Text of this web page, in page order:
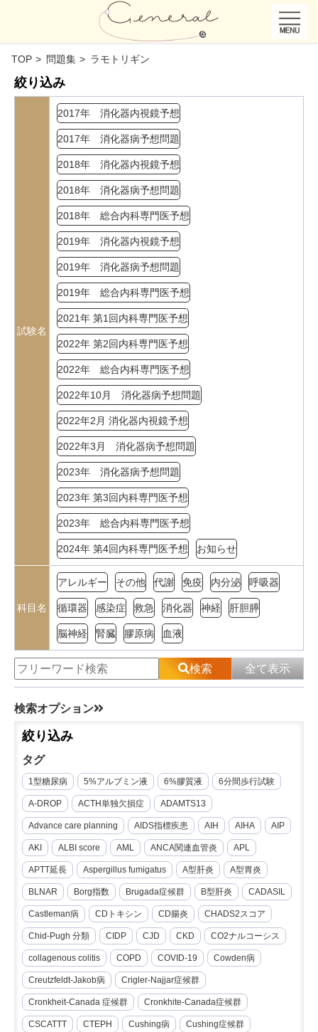
TOP 問題集 ラモトリギン
絞り込み
試験名
2017年 消化器内視鏡予想
2017年 消化器病予想問題
2018年 消化器内視鏡予想
2018年 消化器病予想問題
2018年 総合内科専門医予想
2019年 消化器内視鏡予想
2019年 消化器病予想問題
2019年 総合内科専門医予想
2021年 第1回内科専門医予想
2022年 第2回内科専門医予想
2022年 総合内科専門医予想
2022年10月 消化器病予想問題
2022年2月 消化器内視鏡予想
2022年3月 消化器病予想問題
2023年 消化器病予想問題
2023年 第3回内科専門医予想
2023年 総合内科専門医予想
2024年 第4回内科専門医予想 お知らせ
科目名
アレルギー その他 代謝 免疫 内分泌 呼吸器
循環器 感染症 救急 消化器 神経 肝胆膵
脳神経 腎臓 膠原病 血液
検索 全て表示
検索オプション
絞り込み
タグ
1型糖尿病 5%アルブミン液 6%膠質液 6分間歩行試験
A-DROP ACTH単独欠損症 ADAMTS13
Advance care planning AIDS指標疾患 AIH AIHA AIP
AKI ALBI score AML ANCA関連血管炎 APL
APTT延長 Aspergillus fumigatus A型肝炎 A型胃炎
BLNAR Borg指数 Brugada症候群 B型肝炎 CADASIL
Castleman病 CDトキシン CD腸炎 CHADS2スコア
Chid-Pugh 分類 CIDP CJD CKD CO2ナルコーシス
collagenous colitis COPD COVID-19 Cowden病
Creutzfeldt-Jakob病 Crigler-Najjar症候群
Cronkheit-Canada 症候群 Cronkhite-Canada症候群
CSCATTT CTEPH Cushing病 Cushing症候群